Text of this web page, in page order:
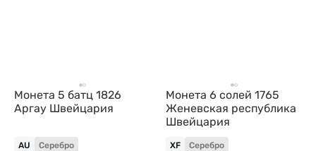
Монета 5 батц 1826
Аргау Швейцария
AU Серебро
Монета 6 солей 1765
Женевская республика
Швейцария
XF Серебро